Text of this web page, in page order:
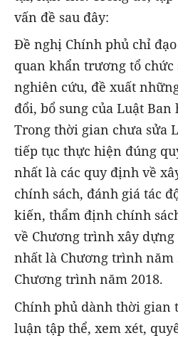
vấn đề sau đây:
Đề nghị Chính phủ chỉ
quan khẩn trương tổ chức
nghiên cứu, đề xuất
đổi, bổ sung của Luật Ban
Trong thời gian chưa sửa
tiếp tục thực hiện đúng
nhất là các quy định về
chính sách, đánh giá tác
kiến, thẩm định chính
về Chương trình xây
nhất là Chương trình năm
Chương trình năm 2018.
Chính phủ dành thời gian
luận tập thể, xem xét,